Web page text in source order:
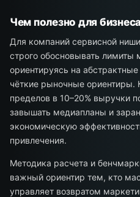
Чем полезно для бизнеса
Для компаний сервисной
строго обосновывать лимиты
ориентируясь на
чёткие рыночные ориентиры.
пределов в 10–20% выручки
завышать медиапланы и
экономическую
привлечения.
Методика расчета и
важный ориентир тем, кто
управляет возвратом